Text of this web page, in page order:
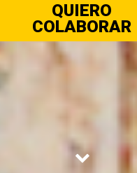
QUIERO
COLABORAR